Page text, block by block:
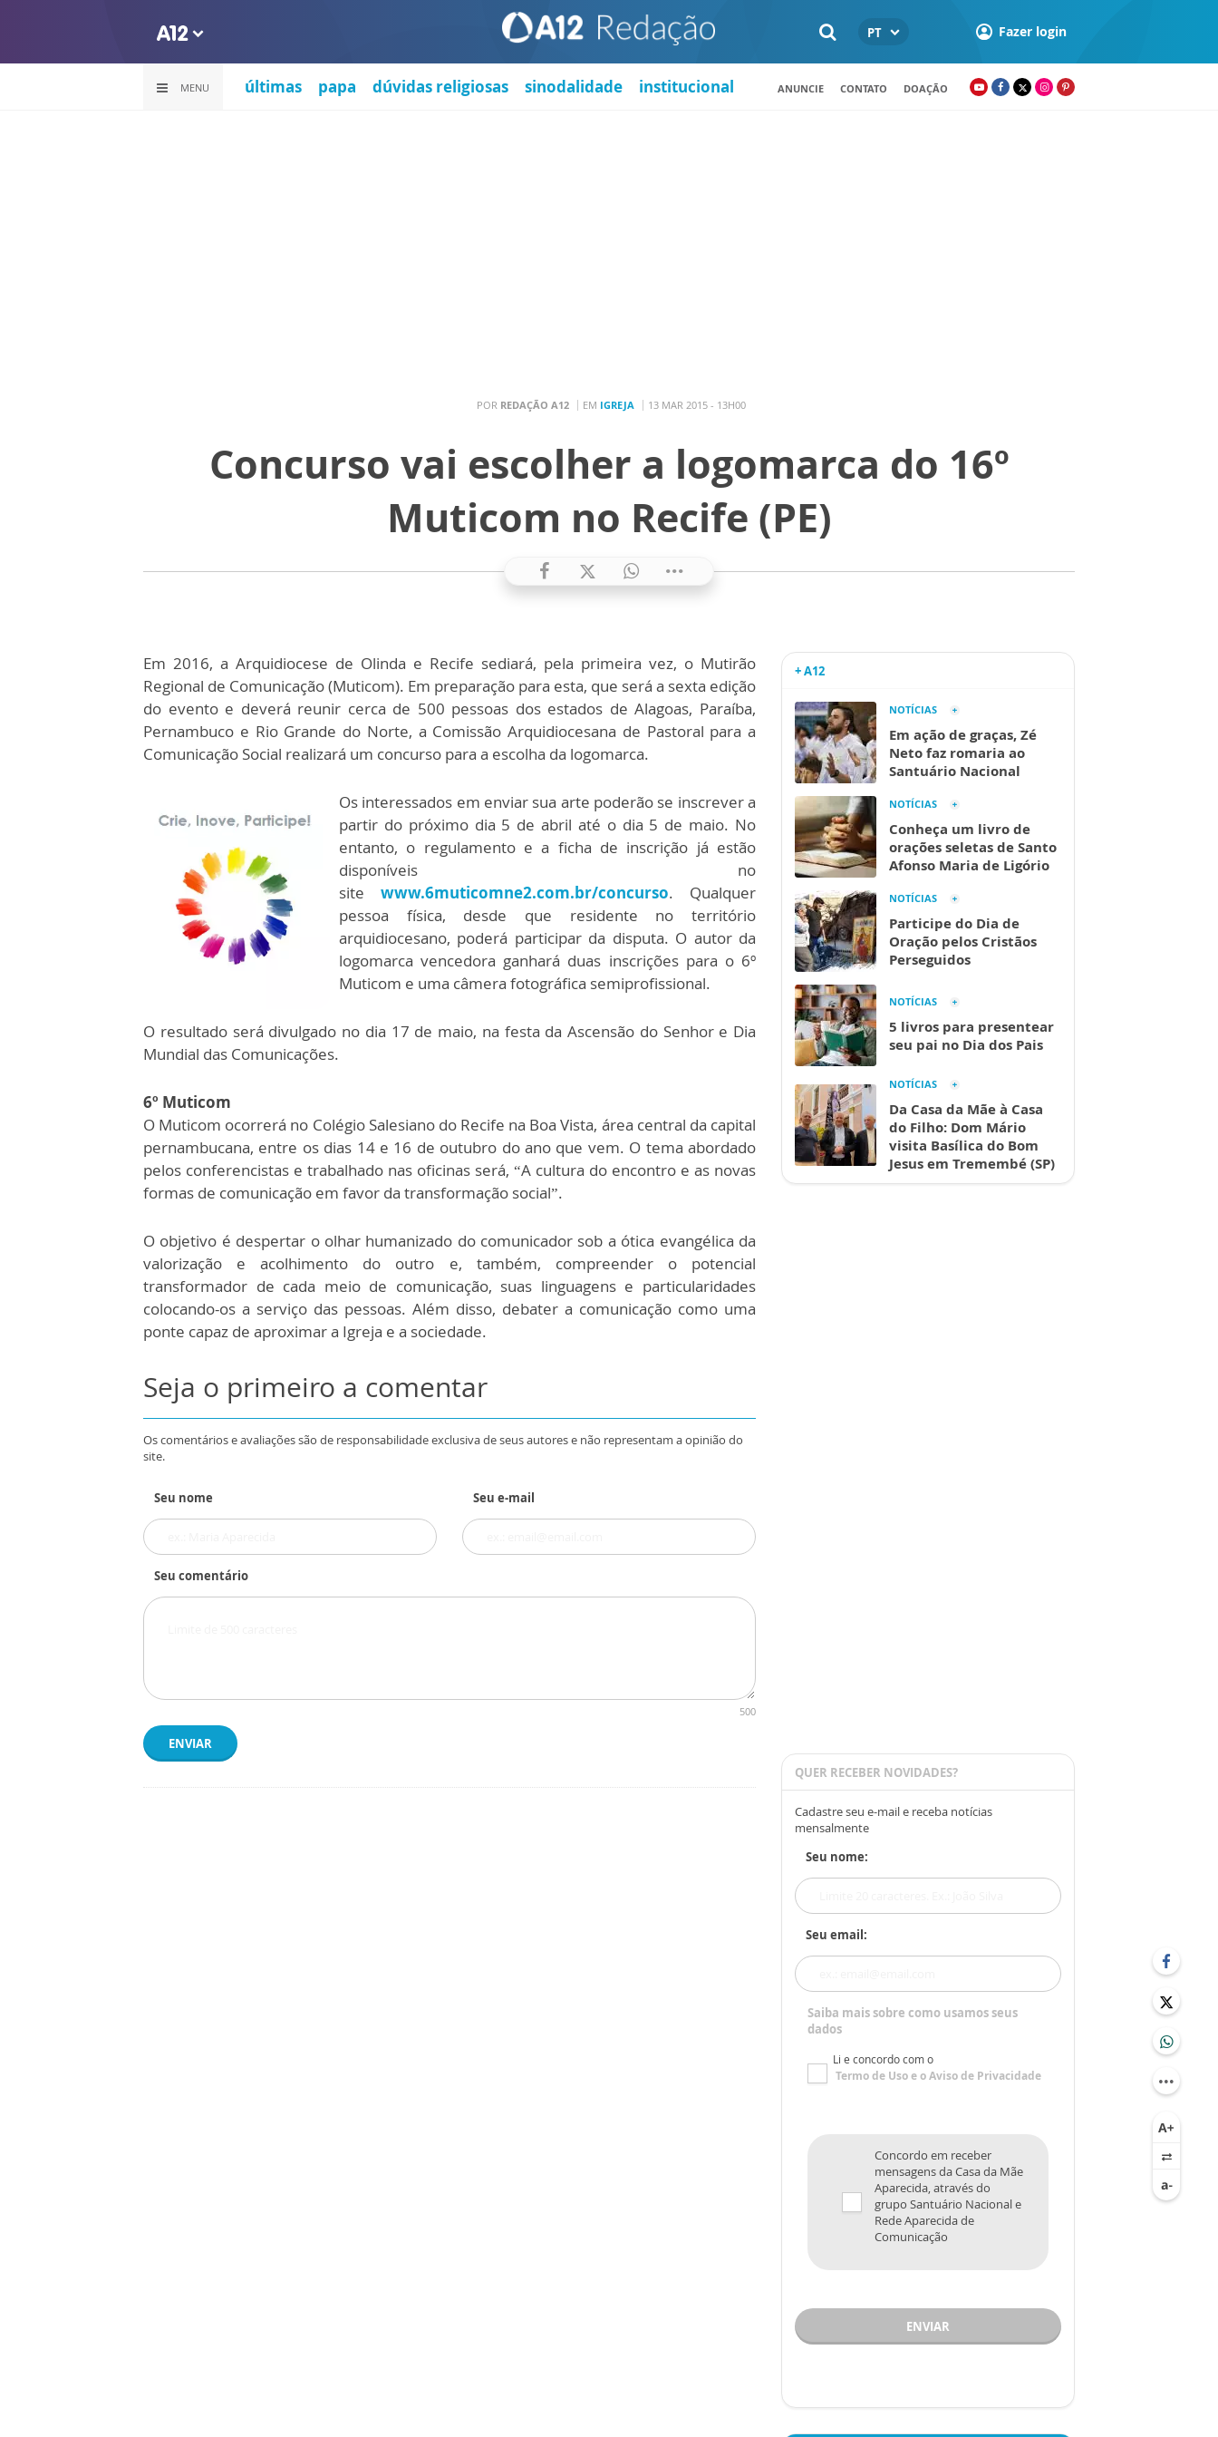
PT Fazer login
MENU últimas papa dúvidas religiosas sinodalidade institucional ANUNCIE CONTATO DOAÇÃO
POR REDAÇÃO A12 EM IGREJA 13 MAR 2015 - 13H00
Concurso vai escolher a logomarca do 16º
Muticom no Recife (PE)
Em 2016, a Arquidiocese de Olinda e Recife sediará, pela primeira vez, o Mutirão
Regional de Comunicação (Muticom). Em preparação para esta, que será a sexta edição
do evento e deverá reunir cerca de 500 pessoas dos estados de Alagoas, Paraíba,
Pernambuco e Rio Grande do Norte, a Comissão Arquidiocesana de Pastoral para a
Comunicação Social realizará um concurso para a escolha da logomarca.
Os interessados em enviar sua arte poderão se inscrever a
partir do próximo dia 5 de abril até o dia 5 de maio. No
entanto, o regulamento e a ficha de inscrição já estão
disponíveis no
site
www.6muticomne2.com.br/concurso. Qualquer
pessoa física, desde que residente no território
arquidiocesano, poderá participar da disputa. O autor da
logomarca vencedora ganhará duas inscrições para o 6º
Muticom e uma câmera fotográfica semiprofissional.
O resultado será divulgado no dia 17 de maio, na festa da Ascensão do Senhor e Dia
Mundial das Comunicações.
6º Muticom
O Muticom ocorrerá no Colégio Salesiano do Recife na Boa Vista, área central da capital
pernambucana, entre os dias 14 e 16 de outubro do ano que vem. O tema abordado
pelos conferencistas e trabalhado nas oficinas será, “A cultura do encontro e as novas
formas de comunicação em favor da transformação social”.
O objetivo é despertar o olhar humanizado do comunicador sob a ótica evangélica da
valorização e acolhimento do outro e, também, compreender o potencial
transformador de cada meio de comunicação, suas linguagens e particularidades
colocando-os a serviço das pessoas. Além disso, debater a comunicação como uma
ponte capaz de aproximar a Igreja e a sociedade.
Seja o primeiro a comentar
Os comentários e avaliações são de responsabilidade exclusiva de seus autores e não representam a opinião do
site.
Seu nome Seu e-mail
Seu comentário
500
ENVIAR
+ A12
NOTÍCIAS
Em ação de graças, Zé
Neto faz romaria ao
Santuário Nacional
NOTÍCIAS
Conheça um livro de
orações seletas de Santo
Afonso Maria de Ligório
NOTÍCIAS
Participe do Dia de
Oração pelos Cristãos
Perseguidos
NOTÍCIAS
5 livros para presentear
seu pai no Dia dos Pais
NOTÍCIAS
Da Casa da Mãe à Casa
do Filho: Dom Mário
visita Basílica do Bom
Jesus em Tremembé (SP)
QUER RECEBER NOVIDADES?
Cadastre seu e-mail e receba notícias
mensalmente
Seu nome:
Seu email:
Saiba mais sobre como usamos seus
dados
Li e concordo com o
Termo de Usoe oAviso de Privacidade
Concordo em receber
mensagens da Casa da Mãe
Aparecida, através do
grupo Santuário Nacional e
Rede Aparecida de
Comunicação
ENVIAR